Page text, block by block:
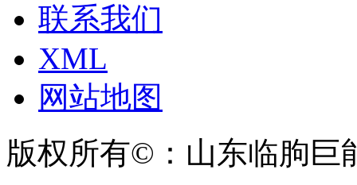
联系我们
XML
网站地图
版权所有©：山东临朐巨